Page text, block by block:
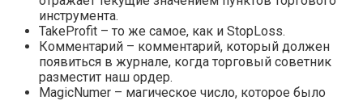
инструмента.
TakeProfit – то же самое, как и StopLoss.
Комментарий – комментарий, который должен
появиться в журнале, когда торговый советник
разместит наш ордер.
MagicNumer – магическое число, которое было